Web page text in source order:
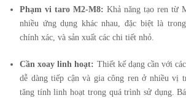
Phạm vi taro M2-M8: Khả năng tạo ren từ
nhiều ứng dụng khác nhau, đặc biệt là
chính xác, và sản xuất các chi tiết nhỏ.
Cần xoay linh hoạt: Thiết kế dạng cần với
dễ dàng tiếp cận và gia công ren ở nhiều vị
tăng tính linh hoạt trong quá trình sử dụng.